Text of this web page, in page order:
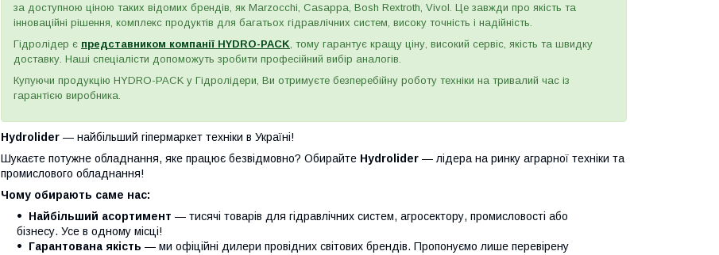
за доступною ціною таких відомих брендів, як Marzocchi, Casappa, Bosh Rextroth, Vivol. Це завжди про якість та
інноваційні рішення, комплекс продуктів для багатьох гідравлічних систем, високу точність і надійність.
Гідролідер є представником компанії HYDRO-PACK, тому гарантує кращу ціну, високий сервіс, якість та швидку
доставку. Наші спеціалісти допоможуть зробити професійний вибір аналогів.
Купуючи продукцію HYDRO-PACK у Гідролідери, Ви отримуєте безперебійну роботу техніки на тривалий час із
гарантією виробника.
Hydrolider — найбільший гіпермаркет техніки в Україні!
Шукаєте потужне обладнання, яке працює безвідмовно? Обирайте Hydrolider — лідера на ринку аграрної техніки та
промислового обладнання!
Чому обирають саме нас:
Найбільший асортимент — тисячі товарів для гідравлічних систем, агросектору, промисловості або
бізнесу. Усе в одному місці!
Гарантована якість — ми офіційні дилери провідних світових брендів. Пропонуємо лише перевірену